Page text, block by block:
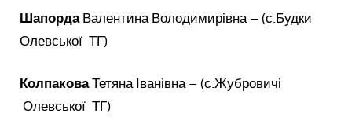
ШапордаВалентина Володимирівна – (с.Будки
Олевської ТГ)
КолпаковаТетяна Іванівна – (с.Жубровичі
Олевської ТГ)